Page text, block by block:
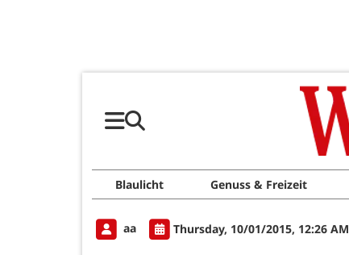
Blaulicht Genuss & Freizeit
aa Thursday, 10/01/2015, 12:26 AM